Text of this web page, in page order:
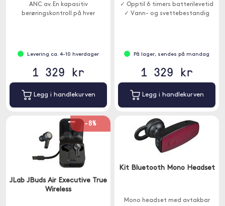
ANC av. En kapasitiv
berøringskontroll på hver
Levering ca. 4-10 hverdager
1 329 kr
Legg i handlekurven
✓ Opptil 6 timers batterilevetid
✓ Vann- og svettebestandig
På lager, sendes på mandag
1 329 kr
Legg i handlekurven
-8%
JLab JBuds Air Executive True
Wireless
Kit Bluetooth Mono Headset
Mono headset med avtakbar